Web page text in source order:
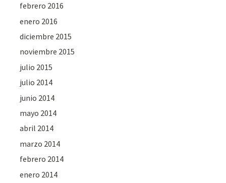
febrero 2016
enero 2016
diciembre 2015
noviembre 2015
julio 2015
julio 2014
junio 2014
mayo 2014
abril 2014
marzo 2014
febrero 2014
enero 2014